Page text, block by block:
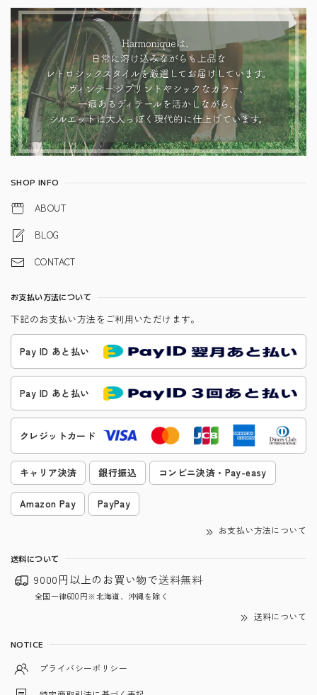
SHOP INFO
ABOUT
BLOG
CONTACT
お支払い方法について
下記のお支払い方法をご利用いただけます。
Pay ID あと払い
Pay ID あと払い
クレジットカード
キャリア決済 銀行振込 コンビニ決済・Pay-easy
Amazon Pay PayPay
お支払い方法について
送料について
9000円以上のお買い物で送料無料
全国一律600円※北海道、沖縄を除く
送料について
NOTICE
プライバシーポリシー